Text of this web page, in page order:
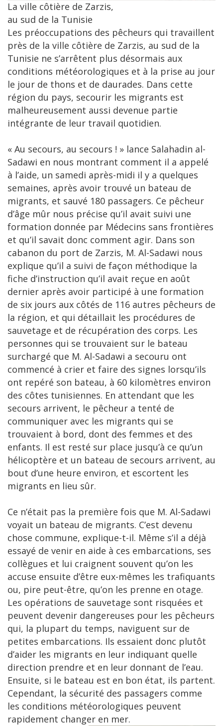
La ville côtière de Zarzis,
au sud de la Tunisie
Les préoccupations des pêcheurs qui travaillent
près de la ville côtière de Zarzis, au sud de la
Tunisie ne s’arrêtent plus désormais aux
conditions météorologiques et à la prise au jour
le jour de thons et de daurades. Dans cette
région du pays, secourir les migrants est
malheureusement aussi devenue partie
intégrante de leur travail quotidien.
« Au secours, au secours ! » lance Salahadin al-
Sadawi en nous montrant comment il a appelé
à l’aide, un samedi après-midi il y a quelques
semaines, après avoir trouvé un bateau de
migrants, et sauvé 180 passagers. Ce pêcheur
d’âge mûr nous précise qu’il avait suivi une
formation donnée par Médecins sans frontières
et qu’il savait donc comment agir. Dans son
cabanon du port de Zarzis, M. Al-Sadawi nous
explique qu’il a suivi de façon méthodique la
fiche d’instruction qu’il avait reçue en août
dernier après avoir participé à une formation
de six jours aux côtés de 116 autres pêcheurs de
la région, et qui détaillait les procédures de
sauvetage et de récupération des corps. Les
personnes qui se trouvaient sur le bateau
surchargé que M. Al-Sadawi a secouru ont
commencé à crier et faire des signes lorsqu’ils
ont repéré son bateau, à 60 kilomètres environ
des côtes tunisiennes. En attendant que les
secours arrivent, le pêcheur a tenté de
communiquer avec les migrants qui se
trouvaient à bord, dont des femmes et des
enfants. Il est resté sur place jusqu’à ce qu’un
hélicoptère et un bateau de secours arrivent, au
bout d’une heure environ, et escortent les
migrants en lieu sûr.
Ce n’était pas la première fois que M. Al-Sadawi
voyait un bateau de migrants. C’est devenu
chose commune, explique-t-il. Même s’il a déjà
essayé de venir en aide à ces embarcations, ses
collègues et lui craignent souvent qu’on les
accuse ensuite d’être eux-mêmes les trafiquants
ou, pire peut-être, qu’on les prenne en otage.
Les opérations de sauvetage sont risquées et
peuvent devenir dangereuses pour les pêcheurs
qui, la plupart du temps, naviguent sur de
petites embarcations. Ils essaient donc plutôt
d’aider les migrants en leur indiquant quelle
direction prendre et en leur donnant de l’eau.
Ensuite, si le bateau est en bon état, ils partent.
Cependant, la sécurité des passagers comme
les conditions météorologiques peuvent
rapidement changer en mer.